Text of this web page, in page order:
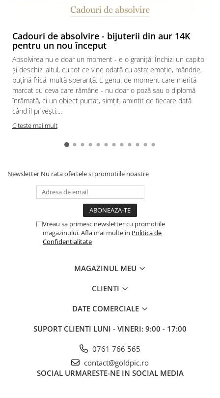
Cadouri de absolvire - bijuterii din aur 14K
pentru un nou început
Absolvirea nu e doar un moment - e o graniță. Închizi un capitol
și deschizi altul, cu tot ce vine odată cu asta: emoție, mândrie,
puțină frică, multă speranță. E genul de moment care merită
marcat cu ceva care rămâne - nu doar o poză sau o diplomă
înrămată, ci un obiect purtat, simțit, amintit de fiecare dată
când îl privești....
Citeste mai mult
Newsletter Nu rata ofertele si promotiile noastre
Vreau sa primesc newsletter cu promotiile
magazinului. Afla mai multe in Politica de
Confidentialitate
MAGAZINUL MEU
CLIENTI
DATE COMERCIALE
SUPORT CLIENTI LUNI - VINERI: 9:00 - 17:00
0761 766 565
contact@goldpic.ro
SOCIAL URMARESTE-NE IN SOCIAL MEDIA